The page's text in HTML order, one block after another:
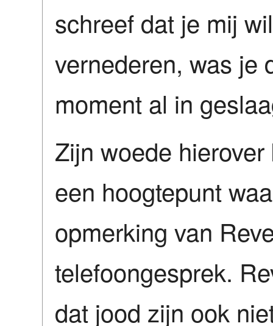
schreef dat je mij
vernederen, was je
moment al in
Zijn woede
een hoogtepunt
opmerking van
telefoongesprek.
dat jood zijn ook